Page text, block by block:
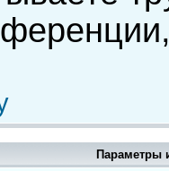
Параметры